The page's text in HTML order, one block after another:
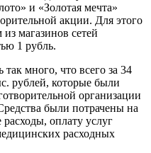
и «Золотая мечта»
акции. Для этого
магазинов сетей
1 рубль.
много, что всего за 34
рублей, которые были
организации
были потрачены на
оплату услуг
расходных